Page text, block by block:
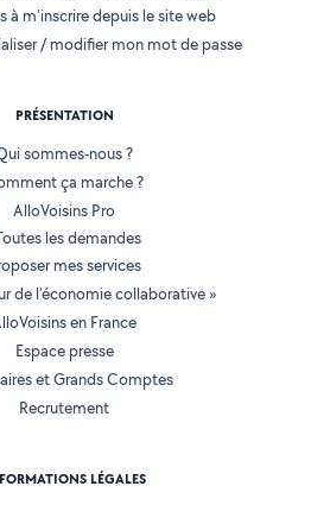
à m'inscrire depuis le site web
/ modifier mon mot de passe
PRÉSENTATION
sommes-nous ?
ça marche ?
AlloVoisins Pro
les demandes
mes services
de l'économie collaborative »
en France
Espace presse
et Grands Comptes
Recrutement
LÉGALES